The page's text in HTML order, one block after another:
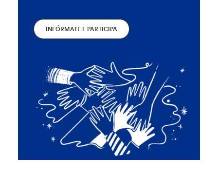
INFÓRMATE E PARTICIPA